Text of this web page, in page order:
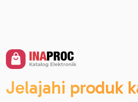
Jelajahi produk